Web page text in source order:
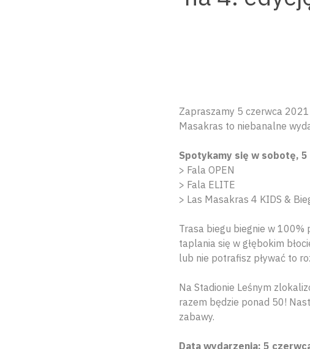
Zapraszamy 5 czerwca
Masakras to niebanalne
Spotykamy się w sobotę,
> Fala OPEN
> Fala ELITE
> Las Masakras 4 KIDS &
Trasa biegu biegnie w 100%
taplania się w głębokim
lub nie potrafisz pływać to
Na Stadionie Leśnym
razem będzie ponad 50!
zabawy.
Data wydarzenia: 5